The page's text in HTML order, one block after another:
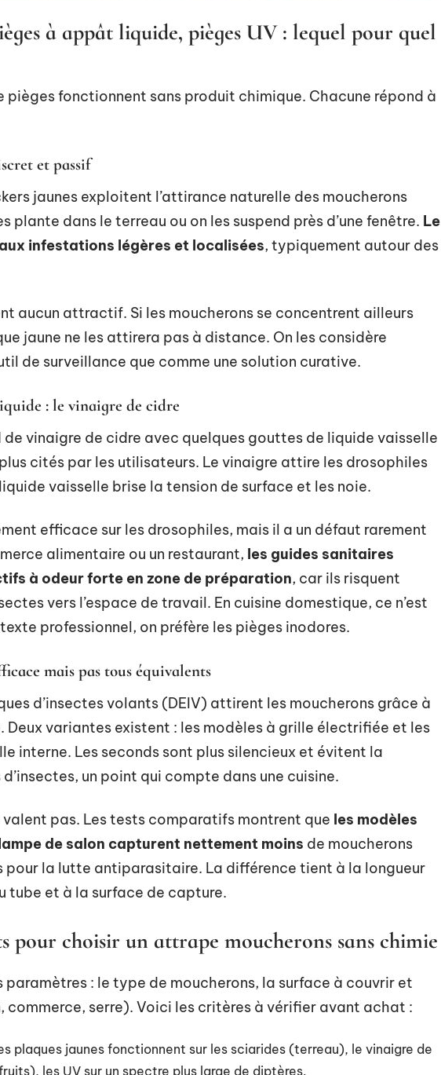
à appât liquide, pièges UV : lequel pour quel
pièges fonctionnent sans produit chimique. Chacune répond à
et passif
jaunes exploitent l’attirance naturelle des moucherons
plante dans le terreau ou on les suspend près d’une fenêtre. Le
infestations légères et localisées, typiquement autour des
aucun attractif. Si les moucherons se concentrent ailleurs
jaune ne les attirera pas à distance. On les considère
de surveillance que comme une solution curative.
: le vinaigre de cidre
de vinaigre de cidre avec quelques gouttes de liquide vaisselle
plus cités par les utilisateurs. Le vinaigre attire les drosophiles
vaisselle brise la tension de surface et les noie.
efficace sur les drosophiles, mais il a un défaut rarement
alimentaire ou un restaurant, les guides sanitaires
à odeur forte en zone de préparation, car ils risquent
vers l’espace de travail. En cuisine domestique, ce n’est
professionnel, on préfère les pièges inodores.
mais pas tous équivalents
d’insectes volants (DEIV) attirent les moucherons grâce à
Deux variantes existent : les modèles à grille électrifiée et les
interne. Les seconds sont plus silencieux et évitent la
un point qui compte dans une cuisine.
valent pas. Les tests comparatifs montrent que les modèles
de salon capturent nettement moins de moucherons
pour la lutte antiparasitaire. La différence tient à la longueur
tube et à la surface de capture.
pour choisir un attrape moucherons sans chimie
: le type de moucherons, la surface à couvrir et
commerce, serre). Voici les critères à vérifier avant achat :
plaques jaunes fonctionnent sur les sciarides (terreau), le vinaigre de
les UV sur un spectre plus large de diptères.